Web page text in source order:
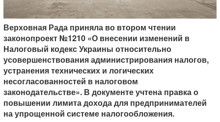
Верховная Рада приняла во втором чтении
законопроект №1210 «О внесении изменений в
Налоговый кодекс Украины относительно
усовершенствования администрирования налогов,
устранения технических и логических
несогласованностей в налоговом
законодательстве». В документе учтена правка о
повышении лимита дохода для предпринимателей
на упрощенной системе налогообложения.